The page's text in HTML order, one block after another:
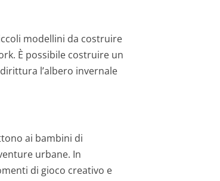
modellini da costruire
È possibile costruire un
l’albero invernale
ai bambini di
urbane. In
di gioco creativo e